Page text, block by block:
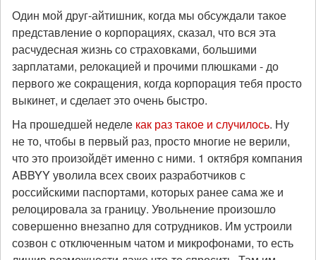
Один мой друг-айтишник, когда мы обсуждали такое
представление о корпорациях, сказал, что вся эта
расчудесная жизнь со страховками, большими
зарплатами, релокацией и прочими плюшками - до
первого же сокращения, когда корпорация тебя просто
выкинет, и сделает это очень быстро.
На прошедшей неделе как раз такое и случилось. Ну
не то, чтобы в первый раз, просто многие не верили,
что это произойдёт именно с ними. 1 октября компания
ABBYY уволила всех своих разработчиков с
российскими паспортами, которых ранее сама же и
релоцировала за границу. Увольнение произошло
совершенно внезапно для сотрудников. Им устроили
созвон с отключенным чатом и микрофонами, то есть